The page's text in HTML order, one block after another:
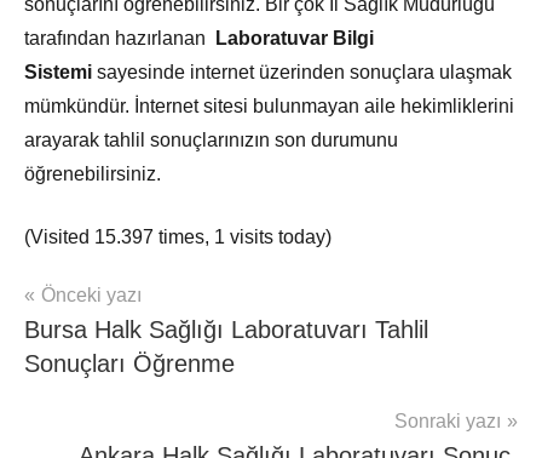
tarafından hazırlanan
Laboratuvar Bilgi
Sistemi sayesinde internet üzerinden sonuçlara ulaşmak
mümkündür. İnternet sitesi bulunmayan aile hekimliklerini
arayarak tahlil sonuçlarınızın son durumunu
öğrenebilirsiniz.
(Visited 15.397 times, 1 visits today)
mhrs
Yazı
gezinmesi
Önceki yazı
Bursa Halk Sağlığı Laboratuvarı Tahlil
Sonuçları Öğrenme
Sonraki yazı